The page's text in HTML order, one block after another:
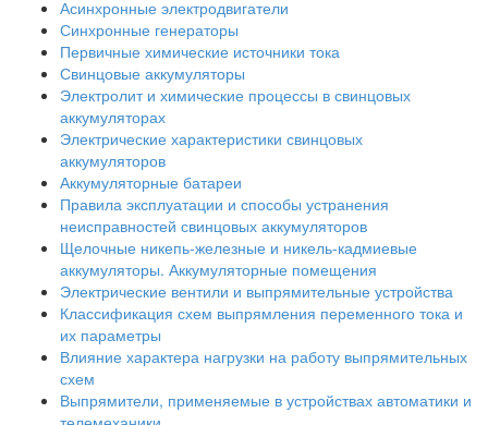
Асинхронные электродвигатели
Синхронные генераторы
Первичные химические источники тока
Свинцовые аккумуляторы
Электролит и химические процессы в свинцовых
аккумуляторах
Электрические характеристики свинцовых
аккумуляторов
Аккумуляторные батареи
Правила эксплуатации и способы устранения
неисправностей свинцовых аккумуляторов
Щелочные никепь-железные и никель-кадмиевые
аккумуляторы. Аккумуляторные помещения
Электрические вентили и выпрямительные устройства
Классификация схем выпрямления переменного тока и
их параметры
Влияние характера нагрузки на работу выпрямительных
схем
Выпрямители, применяемые в устройствах автоматики и